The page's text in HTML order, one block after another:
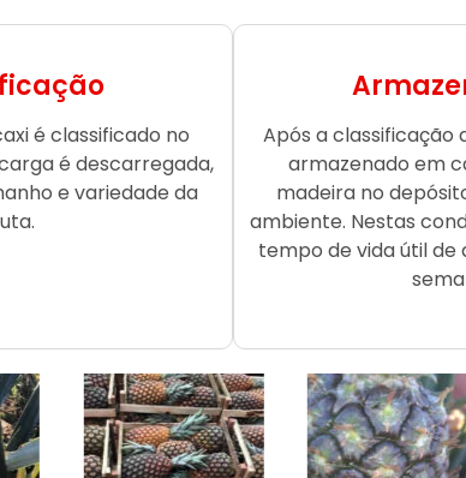
é classificado no
é descarregada,
e variedade da
Após a classificação
armazenado em
madeira no
ambiente. Nestas
tempo de vida útil